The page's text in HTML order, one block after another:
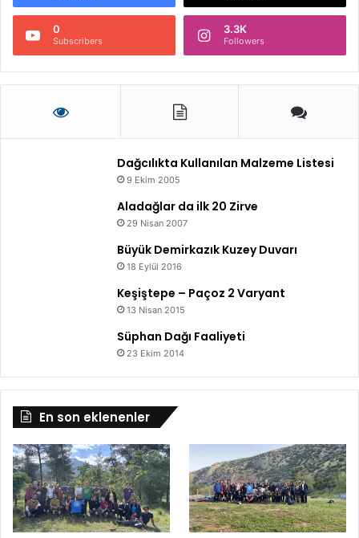
0
Subscribers
3.3K
Followers
Dağcılıkta Kullanılan Malzeme Listesi
9 Ekim 2005
Aladağlar da ilk 20 Zirve
29 Nisan 2007
Büyük Demirkazık Kuzey Duvarı
18 Eylül 2016
Keşiştepe – Paçoz 2 Varyant
13 Nisan 2015
Süphan Dağı Faaliyeti
23 Ekim 2014
En son eklenenler